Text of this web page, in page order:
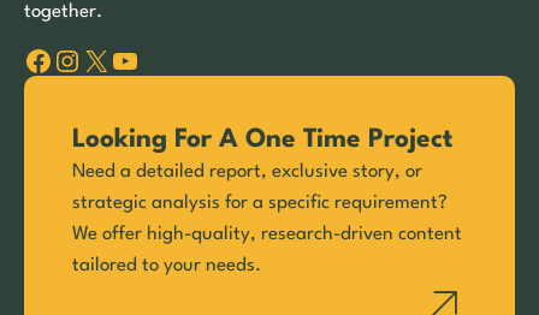
together.
Facebook Instagram X YouTube
Looking For A One Time Project
Need a detailed report, exclusive story, or
strategic analysis for a specific requirement?
We offer high-quality, research-driven content
tailored to your needs.